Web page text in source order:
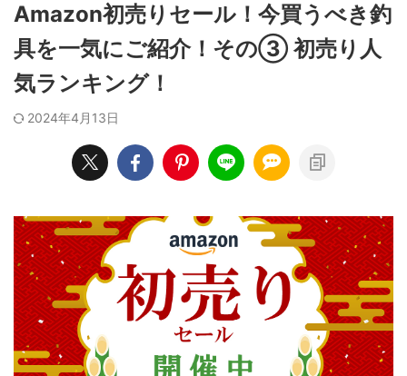
Amazon初売りセール！今買うべき釣
具を一気にご紹介！その③ 初売り人
気ランキング！
2024年4月13日